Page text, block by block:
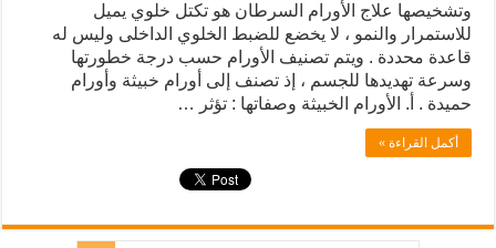
وتشخيصها علاج الأورام السرطان هو تكتل خلوي يميل
للاستمرار والنمو ، لا يخضع للضبط الخلوي الداخلی وليس له
قاعدة محددة . ويتم تصنيف الأورام حسب درجة خطورتها
وسرعة تهديدها للجسم ، إذ تصنف إلى أورام خبيثة وأورام
حميدة . أ. الأورام الخبيثة وصفاتها : تؤثر …
أكمل القراءة »